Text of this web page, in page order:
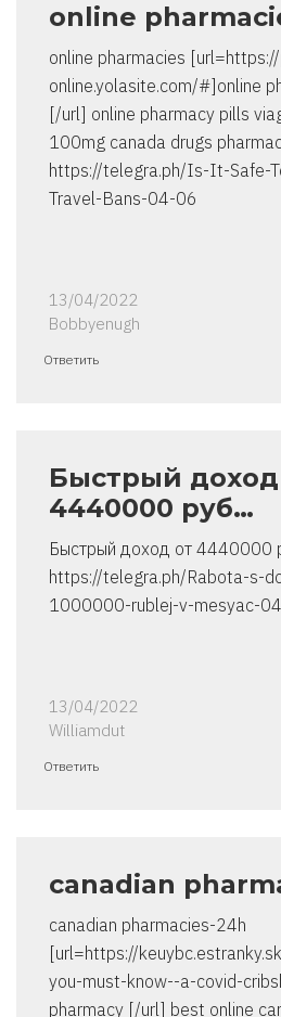
online
online pharmacies
online.yolasite.com/#]online
[/url] online pharmacy pills
100mg canada drugs
https://telegra.ph/Is-It-Safe-
Travel-Bans-04-06
13/04/2022
Bobbyenugh
Ответить
Быстрый доход
4440000 руб…
Быстрый доход от 4440000
https://telegra.ph/Rabota-s-
1000000-rublej-v-mesyac-
13/04/2022
Williamdut
Ответить
canadian
canadian pharmacies-24h
[url=https://
you-must-know--a-covid-
pharmacy [/url] best online